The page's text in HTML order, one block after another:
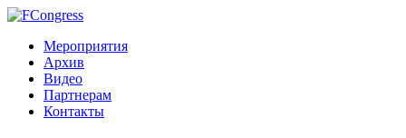
Мероприятия
Архив
Видео
Партнерам
Контакты